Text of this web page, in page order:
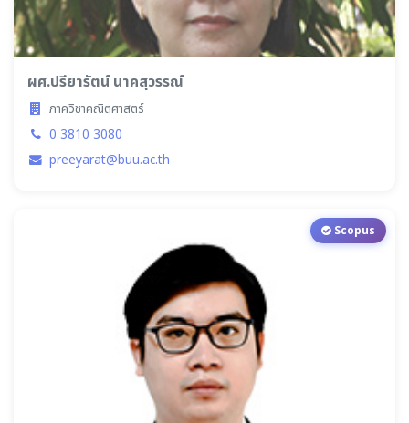
ผศ.ปรียารัตน์ นาคสุวรรณ์
ภาควิชาคณิตศาสตร์
0 3810 3080
preeyarat@buu.ac.th
Scopus